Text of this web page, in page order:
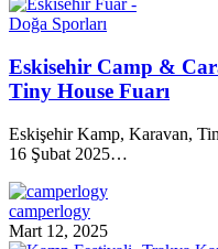
Doğa Sporları
Eskisehir Camp &
Tiny House Fuarı
Eskişehir Kamp, Karavan,
16 Şubat 2025…
camperlogy
Mart 12, 2025